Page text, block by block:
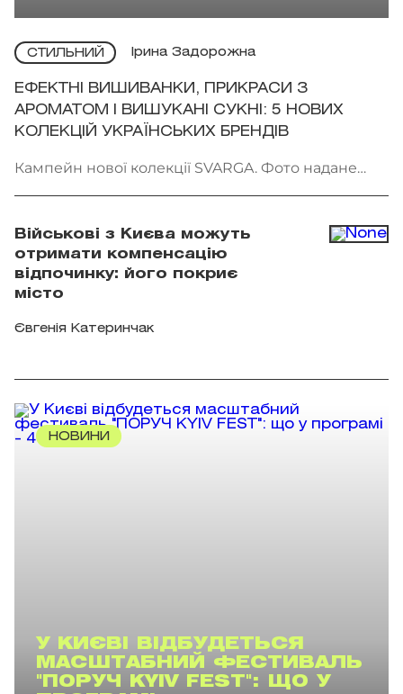
СТИЛЬНИЙ Ірина Задорожна
ЕФЕКТНІ ВИШИВАНКИ, ПРИКРАСИ З
АРОМАТОМ І ВИШУКАНІ СУКНІ: 5 НОВИХ
КОЛЕКЦІЙ УКРАЇНСЬКИХ БРЕНДІВ
Кампейн нової колекції SVARGA. Фото надане
Військові з Києва можуть
отримати компенсацію
відпочинку: його покриє
місто
Євгенія Катеринчак
НОВИНИ
У КИЄВІ ВІДБУДЕТЬСЯ
МАСШТАБНИЙ ФЕСТИВАЛЬ
"ПОРУЧ KYIV FEST": ЩО У